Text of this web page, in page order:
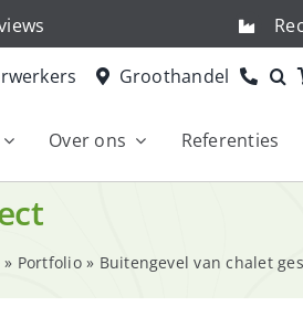
Groothandel
Over ons Referenties
» Portfolio» Buitengevel van chalet